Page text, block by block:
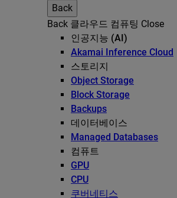
Back
Back 클라우드 컴퓨팅 Close
인공지능 (AI)
Akamai Inference Cloud
스토리지
Object Storage
Block Storage
Backups
데이터베이스
Managed Databases
컴퓨트
GPU
CPU
쿠버네티스